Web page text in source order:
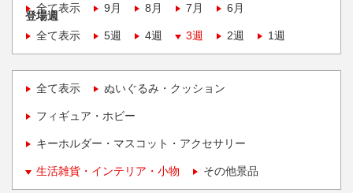
全て表示
9月 8月 7月 6月
登場週
全て表示
5週 4週 3週 2週 1週
全て表示 ぬいぐるみ・クッション
フィギュア・ホビー
キーホルダー・マスコット・アクセサリー
生活雑貨・インテリア・小物 その他景品